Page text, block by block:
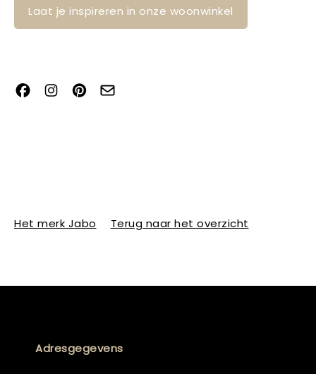
Laat je inspireren in onze woonwinkel
Het merk Jabo Terug naar het overzicht
Adresgegevens